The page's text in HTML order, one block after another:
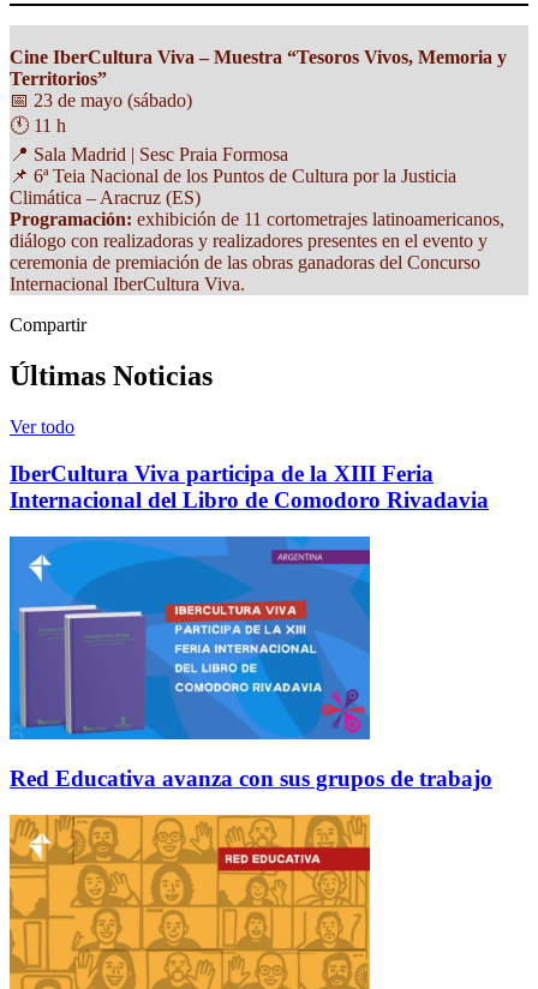
Cine IberCultura Viva – Muestra “Tesoros Vivos, Memoria y
Territorios”
📅 23 de mayo (sábado)
🕚 11 h
📍 Sala Madrid | Sesc Praia Formosa
📌 6ª Teia Nacional de los Puntos de Cultura por la Justicia
Climática – Aracruz (ES)
Programación: exhibición de 11 cortometrajes latinoamericanos,
diálogo con realizadoras y realizadores presentes en el evento y
ceremonia de premiación de las obras ganadoras del Concurso
Internacional IberCultura Viva.
Compartir
Últimas Noticias
Ver todo
IberCultura Viva participa de la XIII Feria
Internacional del Libro de Comodoro Rivadavia
Red Educativa avanza con sus grupos de trabajo